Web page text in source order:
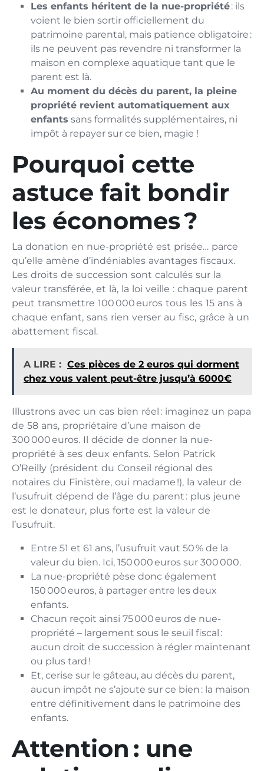
Les enfants héritent de la nue-propriété: ils
voient le bien sortir officiellement du
patrimoine parental, mais patience obligatoire :
ils ne peuvent pas revendre ni transformer la
maison en complexe aquatique tant que le
parent est là.
Au moment du décès du parent, la pleine
propriété revient automatiquement aux
enfants sans formalités supplémentaires, ni
impôt à repayer sur ce bien, magie !
Pourquoi cette
astuce fait bondir
les économes ?
La donation en nue-propriété est prisée… parce
qu’elle amène d’indéniables avantages fiscaux.
Les droits de succession sont calculés sur la
valeur transférée, et là, la loi veille : chaque parent
peut transmettre 100 000 euros tous les 15 ans à
chaque enfant, sans rien verser au fisc, grâce à un
abattement fiscal.
A LIRE : Ces pièces de 2 euros qui dorment
chez vous valent peut-être jusqu’à 6000€
Illustrons avec un cas bien réel : imaginez un papa
de 58 ans, propriétaire d’une maison de
300 000 euros. Il décide de donner la nue-
propriété à ses deux enfants. Selon Patrick
O’Reilly (président du Conseil régional des
notaires du Finistère, oui madame !), la valeur de
l’usufruit dépend de l’âge du parent : plus jeune
est le donateur, plus forte est la valeur de
l’usufruit.
Entre 51 et 61 ans, l’usufruit vaut 50 % de la
valeur du bien. Ici, 150 000 euros sur 300 000.
La nue-propriété pèse donc également
150 000 euros, à partager entre les deux
enfants.
Chacun reçoit ainsi 75 000 euros de nue-
propriété – largement sous le seuil fiscal :
aucun droit de succession à régler maintenant
ou plus tard !
Et, cerise sur le gâteau, au décès du parent,
aucun impôt ne s’ajoute sur ce bien : la maison
entre définitivement dans le patrimoine des
enfants.
Attention : une